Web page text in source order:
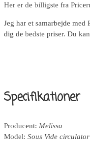
Her er de billigste fra
Jeg har et samarbejde
dig de bedste priser. Du
Specifikationer
Producent: Melissa
Model: Sous Vide circulator